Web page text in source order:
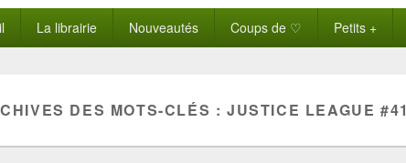
La librairie Nouveautés Coups de ♡ Petits +
DES MOTS-CLÉS :JUSTICE LEAGUE #41